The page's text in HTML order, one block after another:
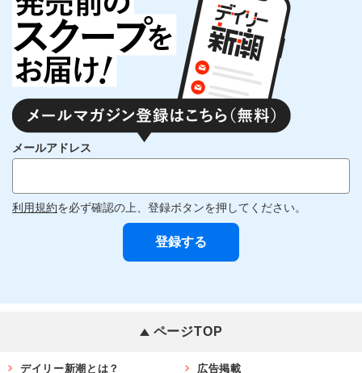
メールアドレス
利用規約を必ず確認の上、登録ボタンを押してください。
ページTOP
デイリー新潮とは？ 広告掲載